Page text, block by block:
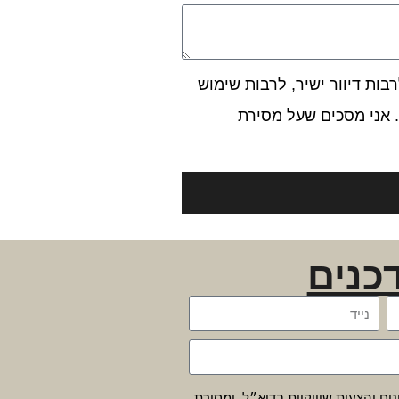
דיוור ישיר, לרבות שימוש
אני מסכים שעל מסירת